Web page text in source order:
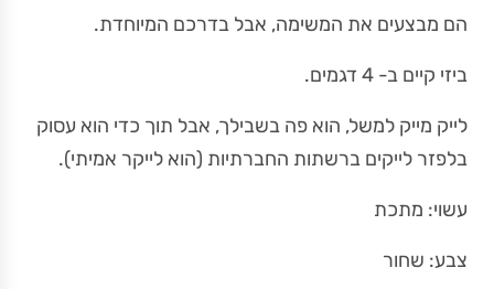
הם מבצעים את המשימה, אבל בדרכם המיוחדת.
ביזי קיים ב- 4 דגמים.
לייק מייק למשל, הוא פה בשבילך, אבל תוך כדי הוא עסוק
בלפזר לייקים ברשתות החברתיות (הוא לייקר אמיתי).
עשוי: מתכת
צבע: שחור